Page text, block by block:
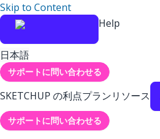
Skip to Content
Help
日本語
サポートに問い合わせる
SKETCHUP の利点プランリソース
サポートに問い合わせる